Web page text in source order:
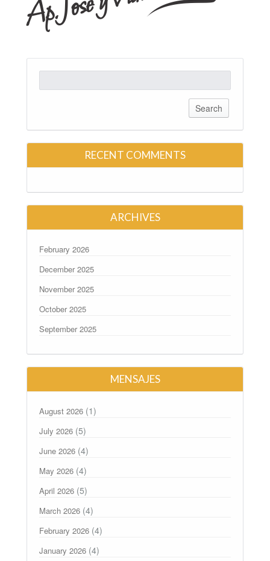
for:
RECENT COMMENTS
ARCHIVES
February 2026
December 2025
November 2025
October 2025
September 2025
MENSAJES
August 2026 (1)
July 2026 (5)
June 2026 (4)
May 2026 (4)
April 2026 (5)
March 2026 (4)
February 2026 (4)
January 2026 (4)